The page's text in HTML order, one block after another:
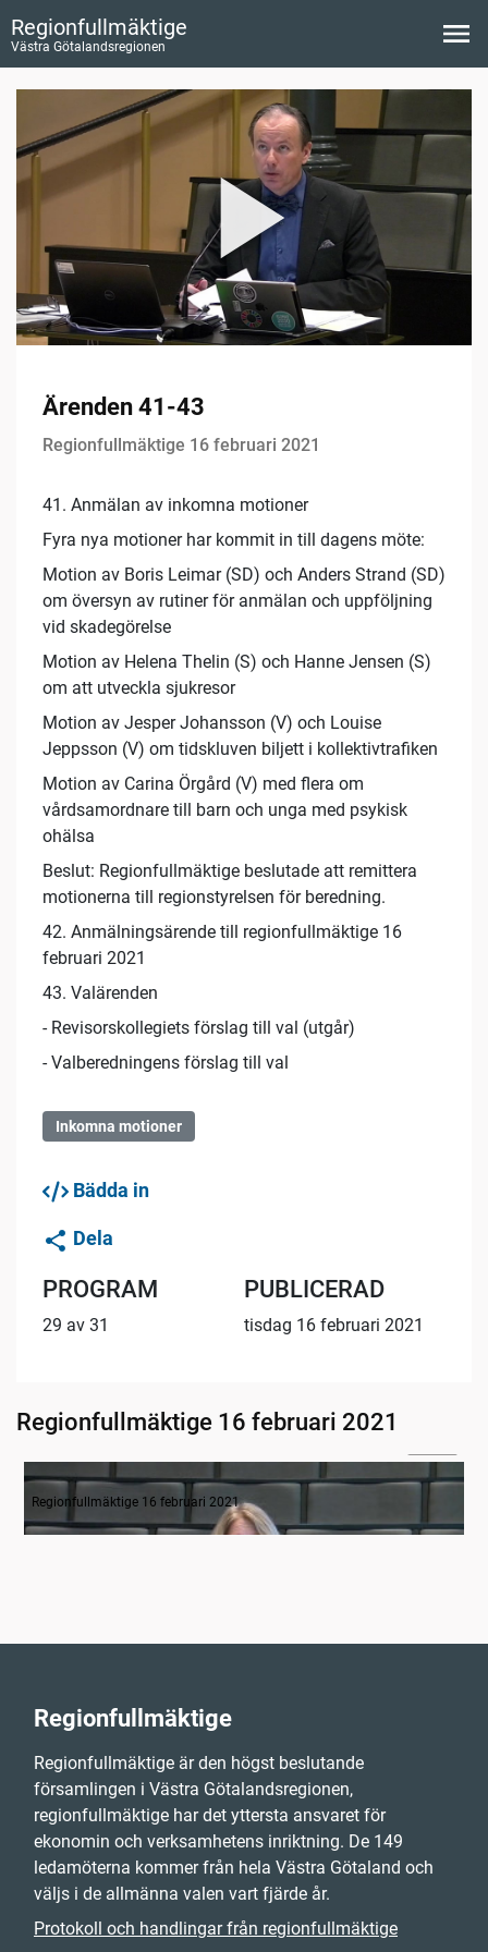
Regionfullmäktige
Västra Götalandsregionen
Ärenden 41-43
Regionfullmäktige 16 februari 2021
41. Anmälan av inkomna motioner
Fyra nya motioner har kommit in till dagens möte:
Motion av Boris Leimar (SD) och Anders Strand (SD)
om översyn av rutiner för anmälan och uppföljning
vid skadegörelse
Motion av Helena Thelin (S) och Hanne Jensen (S)
om att utveckla sjukresor
Motion av Jesper Johansson (V) och Louise
Jeppsson (V) om tidskluven biljett i kollektivtrafiken
Motion av Carina Örgård (V) med flera om
vårdsamordnare till barn och unga med psykisk
ohälsa
Beslut: Regionfullmäktige beslutade att remittera
motionerna till regionstyrelsen för beredning.
42. Anmälningsärende till regionfullmäktige 16
februari 2021
43. Valärenden
- Revisorskollegiets förslag till val (utgår)
- Valberedningens förslag till val
Inkomna motioner
Bädda in
Dela
PROGRAM
29 av 31
PUBLICERAD
tisdag 16 februari 2021
Regionfullmäktige 16 februari 2021
Inledande formalia
Regionfullmäktige 16 februari 2021
Regionfullmäktige
Regionfullmäktige är den högst beslutande
församlingen i Västra Götalandsregionen,
regionfullmäktige har det yttersta ansvaret för
ekonomin och verksamhetens inriktning. De 149
ledamöterna kommer från hela Västra Götaland och
väljs i de allmänna valen vart fjärde år.
Protokoll och handlingar från regionfullmäktige